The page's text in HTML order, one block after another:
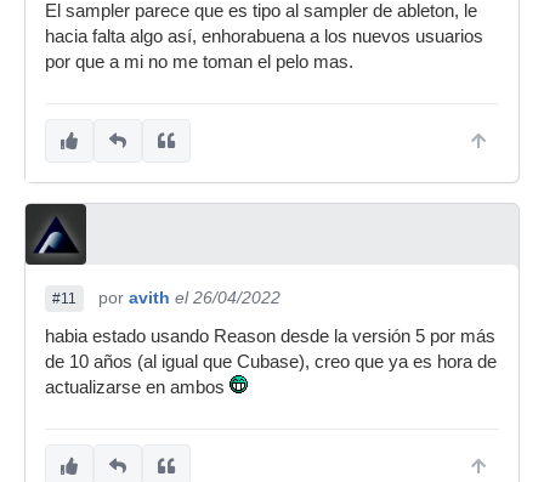
El sampler parece que es tipo al sampler de ableton, le
hacia falta algo así, enhorabuena a los nuevos usuarios
por que a mi no me toman el pelo mas.
#11 por avith el 26/04/2022
habia estado usando Reason desde la versión 5 por más
de 10 años (al igual que Cubase), creo que ya es hora de
actualizarse en ambos